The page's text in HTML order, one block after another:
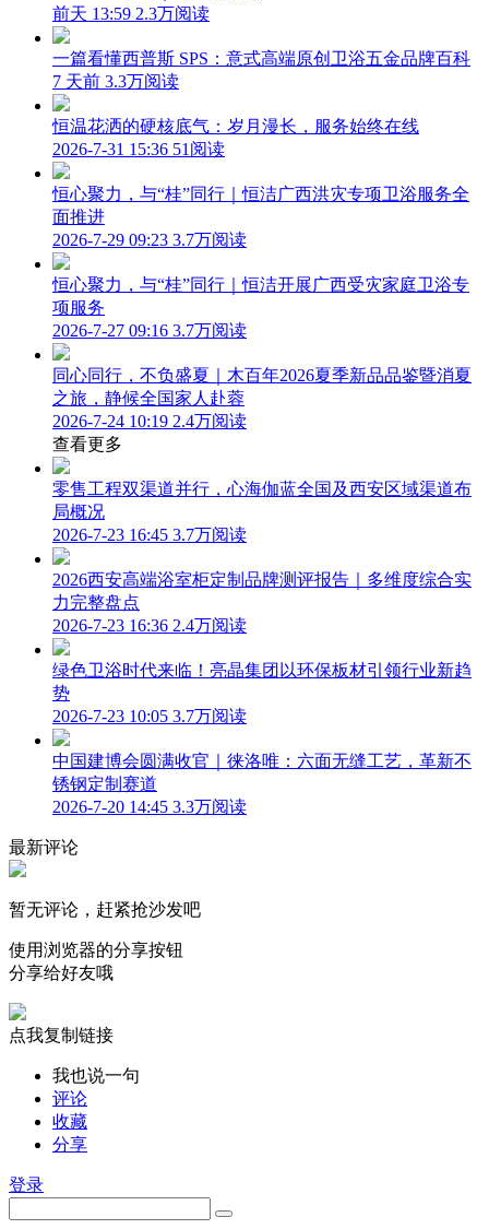
前天 13:59 2.3万阅读
一篇看懂西普斯 SPS：意式高端原创卫浴五金品牌百科
7 天前 3.3万阅读
恒温花洒的硬核底气：岁月漫长，服务始终在线
2026-7-31 15:36 51阅读
恒心聚力，与“桂”同行｜恒洁广西洪灾专项卫浴服务全
面推进
2026-7-29 09:23 3.7万阅读
恒心聚力，与“桂”同行｜恒洁开展广西受灾家庭卫浴专
项服务
2026-7-27 09:16 3.7万阅读
同心同行，不负盛夏｜木百年2026夏季新品品鉴暨消夏
之旅，静候全国家人赴蓉
2026-7-24 10:19 2.4万阅读
查看更多
零售工程双渠道并行，心海伽蓝全国及西安区域渠道布
局概况
2026-7-23 16:45 3.7万阅读
2026西安高端浴室柜定制品牌测评报告｜多维度综合实
力完整盘点
2026-7-23 16:36 2.4万阅读
绿色卫浴时代来临！亮晶集团以环保板材引领行业新趋
势
2026-7-23 10:05 3.7万阅读
中国建博会圆满收官｜徕洛唯：六面无缝工艺，革新不
锈钢定制赛道
2026-7-20 14:45 3.3万阅读
最新评论
暂无评论，赶紧抢沙发吧
使用浏览器的分享按钮
分享给好友哦
点我复制链接
我也说一句
评论
收藏
分享
登录